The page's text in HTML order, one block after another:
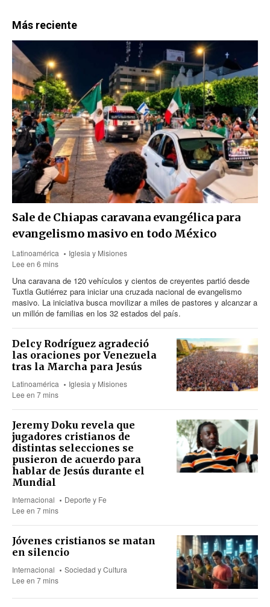
Más reciente
Sale de Chiapas caravana evangélica para
evangelismo masivo en todo México
Latinoamérica
Iglesia y Misiones
Lee en 6 mins
Una caravana de 120 vehículos y cientos de creyentes partió desde
Tuxtla Gutiérrez para iniciar una cruzada nacional de evangelismo
masivo. La iniciativa busca movilizar a miles de pastores y alcanzar a
un millón de familias en los 32 estados del país.
Delcy Rodríguez agradeció
las oraciones por Venezuela
tras la Marcha para Jesús
Latinoamérica
Iglesia y Misiones
Lee en 7 mins
Jeremy Doku revela que
jugadores cristianos de
distintas selecciones se
pusieron de acuerdo para
hablar de Jesús durante el
Mundial
Internacional
Deporte y Fe
Lee en 7 mins
Jóvenes cristianos se matan
en silencio
Internacional
Sociedad y Cultura
Lee en 7 mins